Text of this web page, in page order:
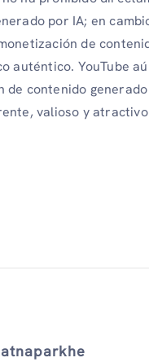
por IA; en
de
auténtico. YouTube
de contenido
valioso y